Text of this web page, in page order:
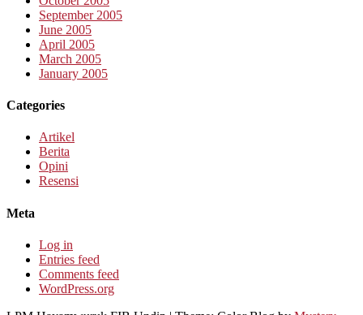
September 2005
June 2005
April 2005
March 2005
January 2005
Categories
Artikel
Berita
Opini
Resensi
Meta
Log in
Entries feed
Comments feed
WordPress.org